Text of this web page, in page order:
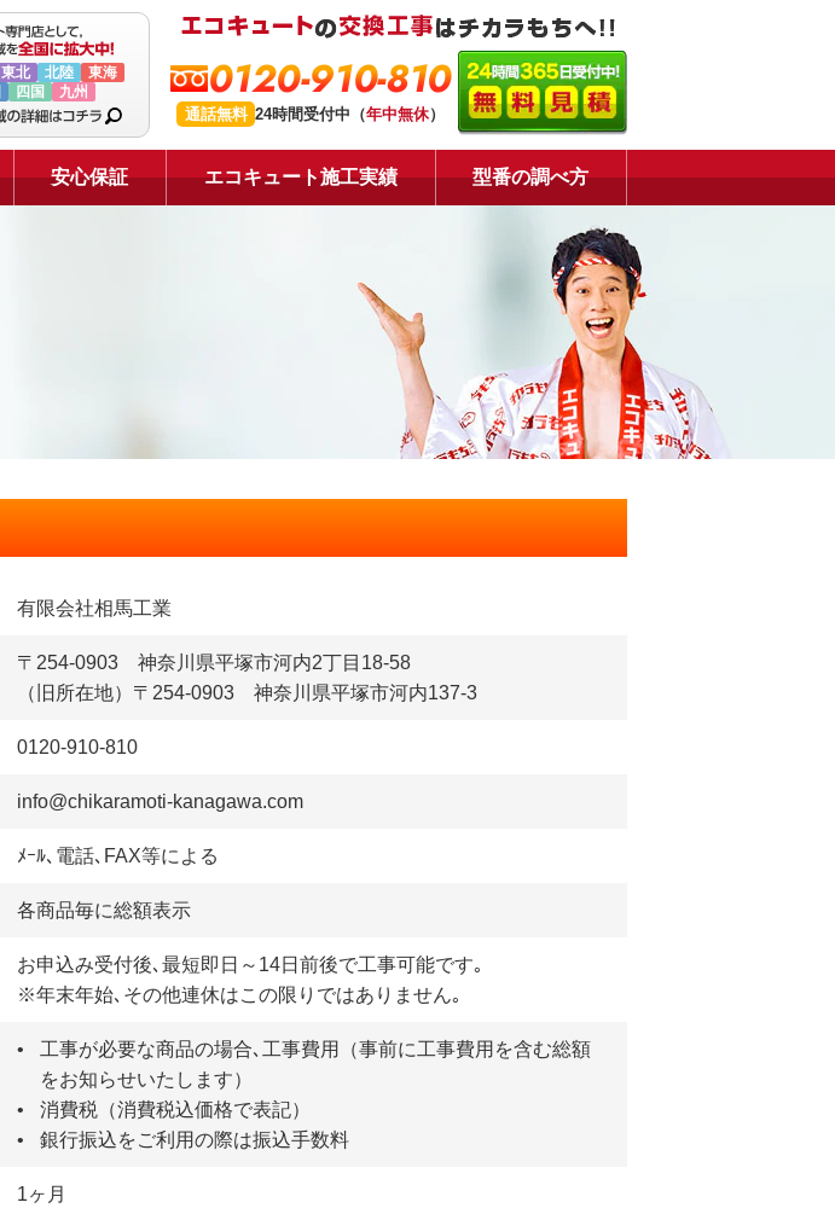
東北 北陸
東海
四国 九州 0120-910-810
通話無料 24時間受付中（年中無休）
安心保証 エコキュート施工実績 型番の調べ方
有限会社相馬工業
〒254-0903 神奈川県平塚市河内2丁目18-58
（旧所在地）〒254-0903 神奈川県平塚市河内137-3
0120-910-810
info@chikaramoti-kanagawa.com
ﾒｰﾙ､電話､FAX等による
各商品毎に総額表示
お申込み受付後､最短即日～14日前後で工事可能です｡
※年末年始､その他連休はこの限りではありません｡
工事が必要な商品の場合､工事費用（事前に工事費用を含む総額
をお知らせいたします）
消費税（消費税込価格で表記）
銀行振込をご利用の際は振込手数料
1ヶ月